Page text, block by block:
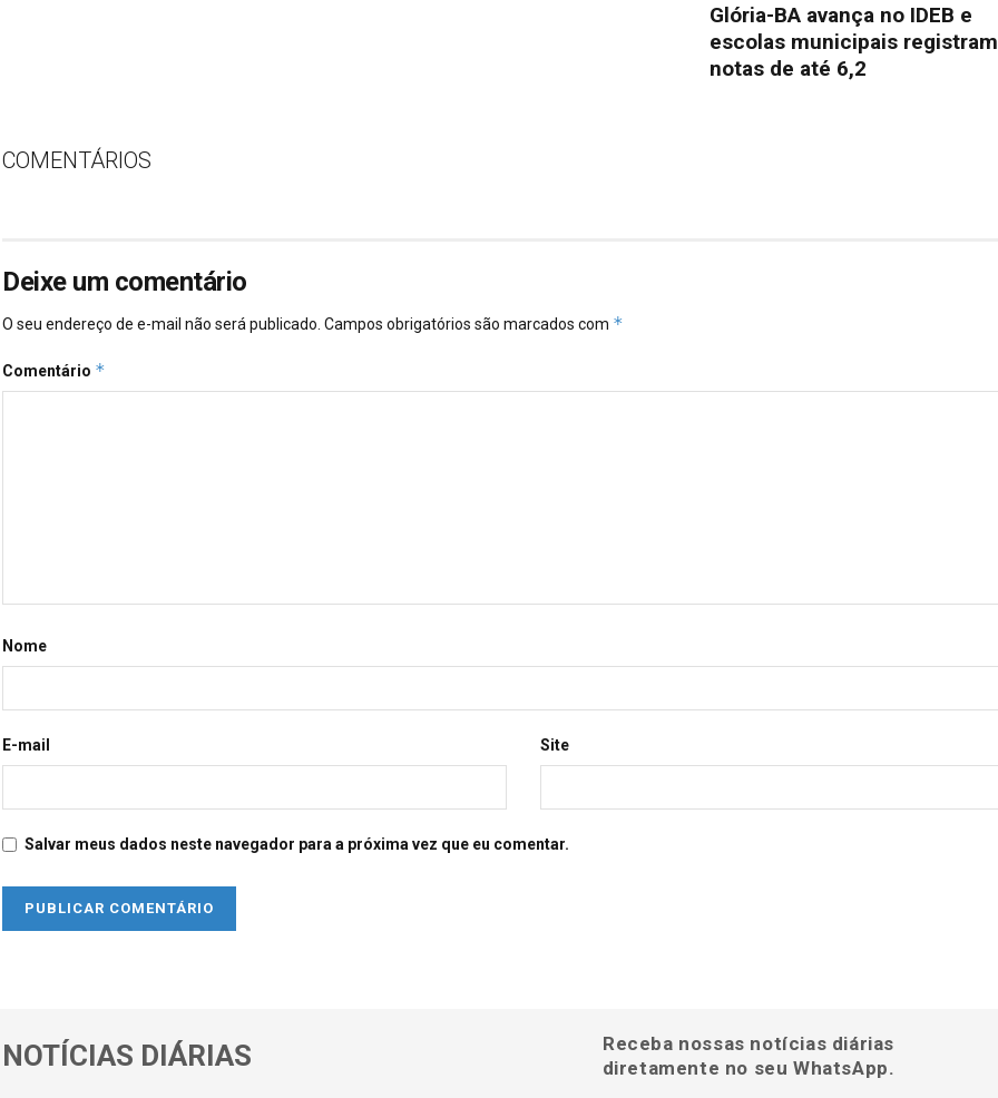
Glória-BA avança no IDEB e
escolas municipais registram
notas de até 6,2
COMENTÁRIOS
Deixe um comentário
O seu endereço de e-mail não será publicado. Campos obrigatórios são marcados com *
Comentário *
Nome
E-mail Site
Salvar meus dados neste navegador para a próxima vez que eu comentar.
NOTÍCIAS DIÁRIAS
Receba nossas notícias diárias
diretamente no seu WhatsApp.